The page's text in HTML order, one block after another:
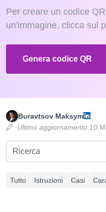
Per creare un codice
un'immagine, clicca sul
Genera codice QR
Buravtsov Maksym
Ultimo aggiornamento 10
Tutto Istruzioni Casi